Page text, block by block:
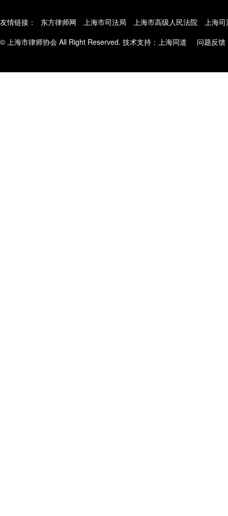
友情链接： 东方律师网 上海市司法局 上海市高级人民法院
上海
© 上海市律师协会 All Right Reserved. 技术支持： 上海同道 问题反馈